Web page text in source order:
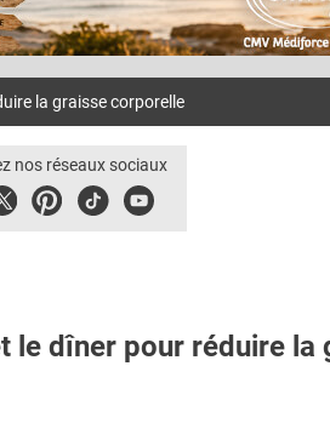
la graisse corporelle
nos réseaux sociaux
Pinterest
TiktokYoubute
le dîner pour réduire la